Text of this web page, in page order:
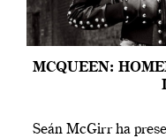
MCQUEEN:
Seán McGirr ha